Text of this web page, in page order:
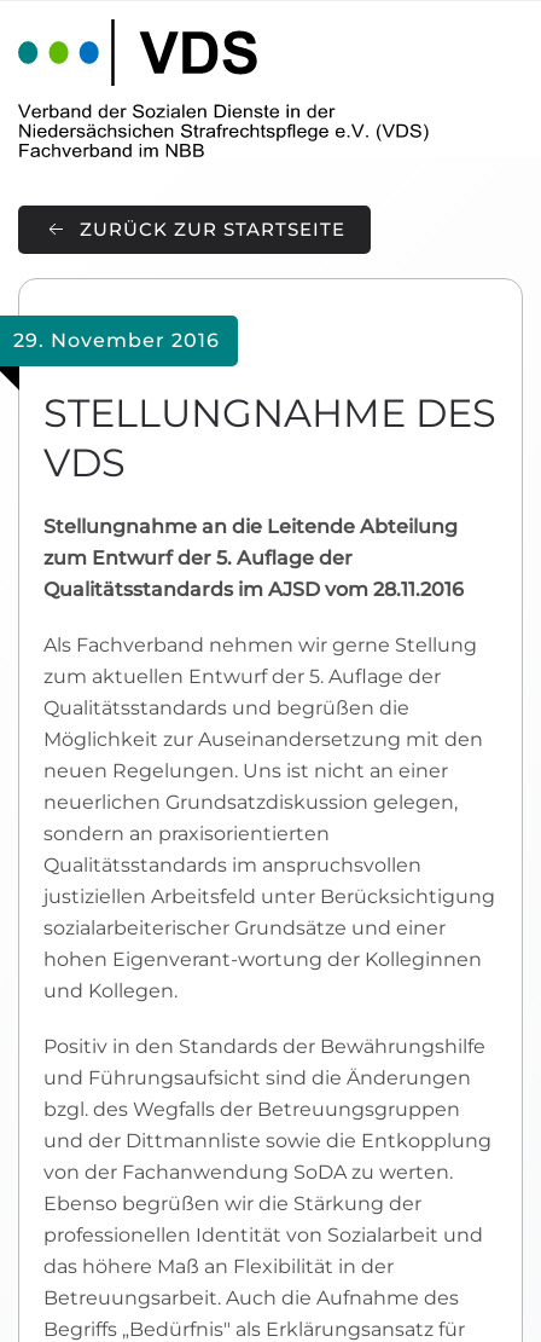
Skip to main content
ZURÜCK ZUR STARTSEITE
29. November 2016
STELLUNGNAHME DES
VDS
Stellungnahme an die Leitende Abteilung
zum Entwurf der 5. Auflage der
Qualitätsstandards im AJSD vom 28.11.2016
Als Fachverband nehmen wir gerne Stellung
zum aktuellen Entwurf der 5. Auflage der
Qualitätsstandards und begrüßen die
Möglichkeit zur Auseinandersetzung mit den
neuen Regelungen. Uns ist nicht an einer
neuerlichen Grundsatzdiskussion gelegen,
sondern an praxisorientierten
Qualitätsstandards im anspruchsvollen
justiziellen Arbeitsfeld unter Berücksichtigung
sozialarbeiterischer Grundsätze und einer
hohen Eigenverant-wortung der Kolleginnen
und Kollegen.
Positiv in den Standards der Bewährungshilfe
und Führungsaufsicht sind die Änderungen
bzgl. des Wegfalls der Betreuungsgruppen
und der Dittmannliste sowie die Entkopplung
von der Fachanwendung SoDA zu werten.
Ebenso begrüßen wir die Stärkung der
professionellen Identität von Sozialarbeit und
das höhere Maß an Flexibilität in der
Betreuungsarbeit. Auch die Aufnahme des
Begriffs „Bedürfnis" als Erklärungsansatz für